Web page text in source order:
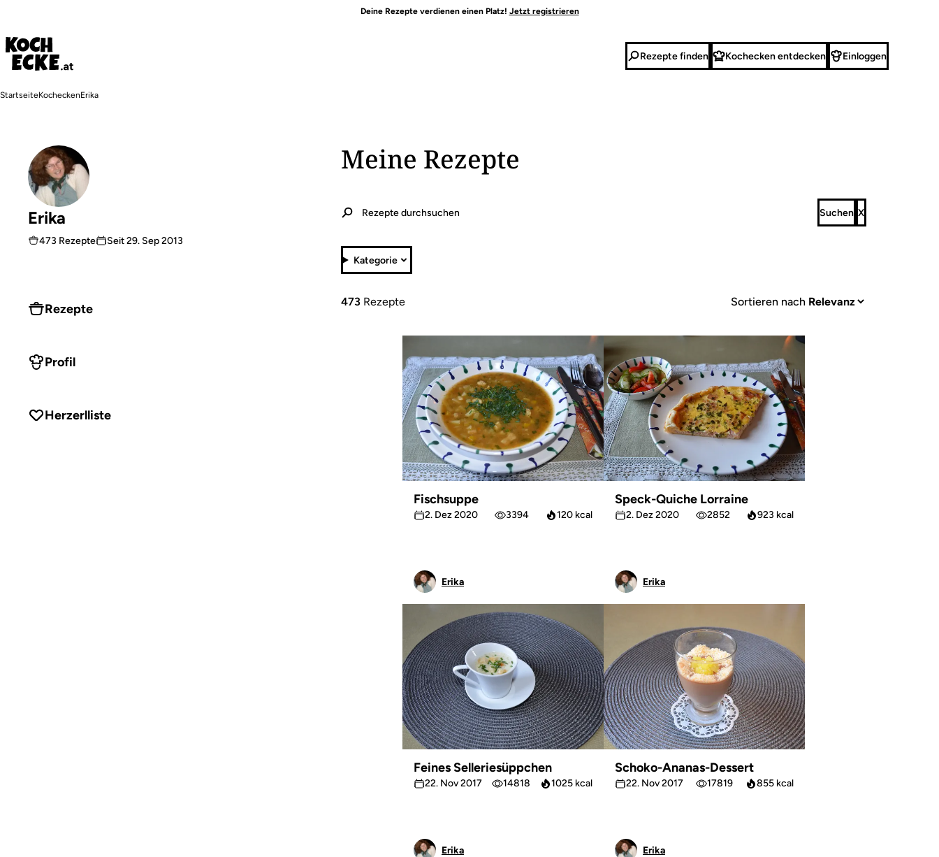
Inhalt
Deine Rezepte verdienen einen Platz! Jetzt registrieren
Rezepte finden Kochecken entdecken Einloggen
Pfadnavigation
StartseiteKocheckenErika
Erika
473 Rezepte Seit29. Sep 2013
Rezepte
Profil
Herzerlliste
Meine Rezepte
Kategorie
473 Rezepte Sortieren nach
Fischsuppe
2. Dez 2020 3394 120 kcal
Erika
Speck-Quiche Lorraine
2. Dez 2020 2852 923 kcal
Erika
Feines Selleriesüppchen
22. Nov 2017 14818 1025 kcal
Erika
Schoko-Ananas-Dessert
22. Nov 2017 17819 855 kcal
Erika